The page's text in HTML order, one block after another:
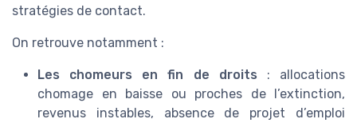
stratégies de contact.
On retrouve notamment :
Les chomeurs en fin de droits : allocations
chomage en baisse ou proches de l’extinction,
revenus instables, absence de projet d’emploi